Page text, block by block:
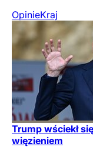
OpinieKraj
Trump wściekł
więzieniem